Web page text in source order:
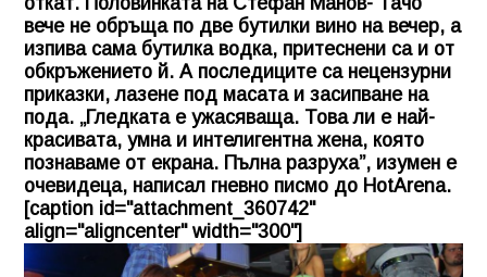
вече не обръща по две бутилки вино на вечер, а
изпива сама бутилка водка, притеснени са и от
обкръжението й. А последиците са нецензурни
приказки, лазене под масата и засипване на
пода. „Гледката е ужасяваща. Това ли е най-
красивата, умна и интелигентна жена, която
познаваме от екрана. Пълна разруха”, изумен е
очевидеца, написал гневно писмо до HotArena.
[caption id="attachment_360742"
align="aligncenter" width="300"]